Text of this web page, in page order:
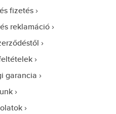
fizetés
reklamáció
garancia